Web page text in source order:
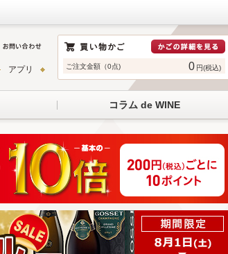
ご注文金額（0点) 0 円(税込)
アプリ
コラム de WINE